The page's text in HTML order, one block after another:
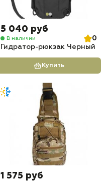
5 040 руб
В наличии
0
Гидратор-рюкзак Черный
Купить
1 575 руб